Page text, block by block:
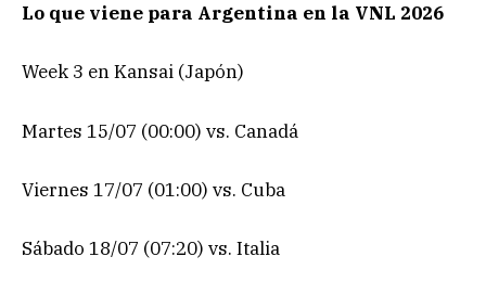
Lo que viene para Argentina en la VNL 2026
Week 3 en Kansai (Japón)
Martes 15/07 (00:00) vs. Canadá
Viernes 17/07 (01:00) vs. Cuba
Sábado 18/07 (07:20) vs. Italia